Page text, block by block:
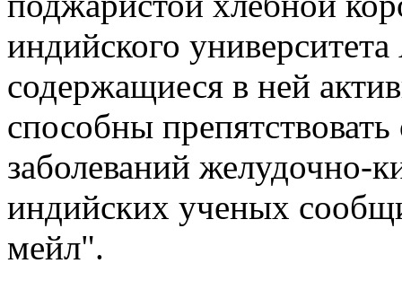
индийского
содержащиеся в ней
способны
заболеваний желудочно-
индийских ученых
мейл".